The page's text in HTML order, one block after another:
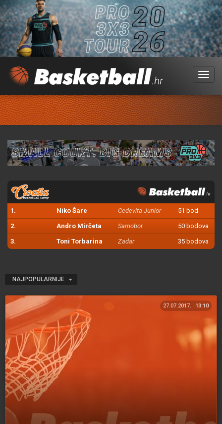
Menu
1. Niko Šare Cedevita Junior 51 bod
2. Andro Mirčeta Samobor 50 bodova
3. Toni Torbarina Zadar 35 bodova
NAJPOPULARNIJE
27.07.2017. 13:10